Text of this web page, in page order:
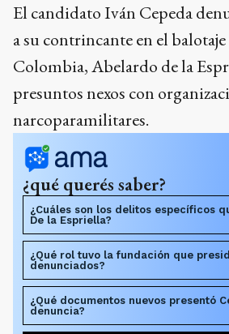
El candidato Iván Cepeda
a su contrincante en el
Colombia, Abelardo de la
presuntos nexos con
narcoparamilitares.
¿qué querés saber?
¿Cuáles son los delitos específicos
De la Espriella?
¿Qué rol tuvo la fundación que
denunciados?
¿Qué documentos nuevos presentó
denuncia?